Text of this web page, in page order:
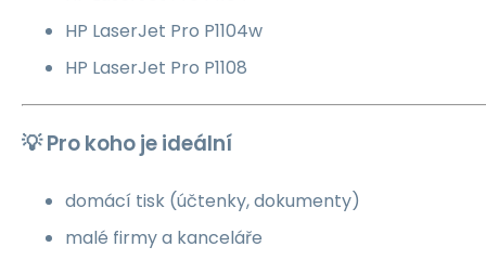
HP LaserJet Pro P1104w
HP LaserJet Pro P1108
💡 Pro koho je ideální
domácí tisk (účtenky, dokumenty)
malé firmy a kanceláře